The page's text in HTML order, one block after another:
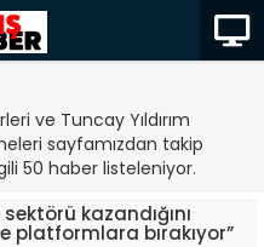
ve Tuncay Yıldırım
sayfamızdan takip
50 haber listeleniyor.
kazandığını
platformlara bırakıyor”